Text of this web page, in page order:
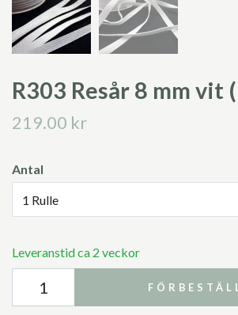
R303 Resår 8 mm vit
219.00 kr
Antal
1 Rulle
Leveranstid ca 2 veckor